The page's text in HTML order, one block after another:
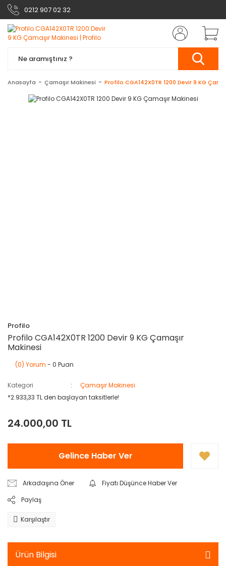
0212 907 02 32
Anasayfa Çamaşır Makinesi Profilo CGA142X0TR 1200 Devir 9 KG
Profilo
Profilo CGA142X0TR 1200 Devir 9 KG Çamaşır
Makinesi
(0) Yorum - 0 Puan
Kategori
Çamaşır Makinesi
*2.933,33 TL den başlayan taksitlerle!
24.000,00 TL
Gelince Haber Ver
Arkadaşına Öner
Fiyatı Düşünce Haber Ver
Paylaş
Karşılaştır
Ürün Bilgisi